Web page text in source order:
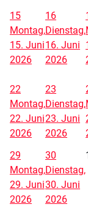
15
Montag,
15. Juni
2026
16
Dienstag,
16. Juni
2026
22
Montag,
22. Juni
2026
23
Dienstag,
23. Juni
2026
29
Montag,
29. Juni
2026
30
Dienstag,
30. Juni
2026